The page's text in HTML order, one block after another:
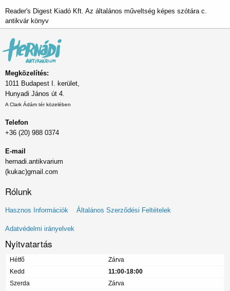
Reader's Digest Kiadó Kft. Az általános műveltség képes szótára c.
antikvár könyv
Megközelítés:
1011 Budapest I. kerület,
Hunyadi János út 4.
A Clark Ádám tér közelében
Telefon
+36 (20) 988 0374
E-mail
hernadi.antikvarium
(kukac)gmail.com
Rólunk
Lábléc
menü
Hasznos Információk Általános Szerződési Feltételek
Adatvédelmi irányelvek
Nyitvatartás
Hétfő
Zárva
Kedd
11:00-18:00
Szerda
Zárva